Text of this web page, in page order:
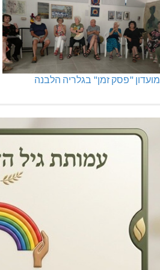
מועדון "פסק זמן" בגלריה הלבנה